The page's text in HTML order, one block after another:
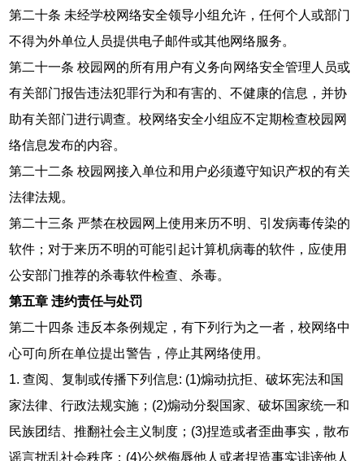
第二十条 未经学校网络安全领导小组允许，任何个人或部门
不得为外单位人员提供电子邮件或其他网络服务。
第二十一条 校园网的所有用户有义务向网络安全管理人员或
有关部门报告违法犯罪行为和有害的、不健康的信息，并协
助有关部门进行调查。校网络安全小组应不定期检查校园网
络信息发布的内容。
第二十二条 校园网接入单位和用户必须遵守知识产权的有关
法律法规。
第二十三条 严禁在校园网上使用来历不明、引发病毒传染的
软件；对于来历不明的可能引起计算机病毒的软件，应使用
公安部门推荐的杀毒软件检查、杀毒。
第五章 违约责任与处罚
第二十四条 违反本条例规定，有下列行为之一者，校网络中
心可向所在单位提出警告，停止其网络使用。
1. 查阅、复制或传播下列信息: (1)煽动抗拒、破坏宪法和国
家法律、行政法规实施；(2)煽动分裂国家、破坏国家统一和
民族团结、推翻社会主义制度；(3)捏造或者歪曲事实，散布
谣言扰乱社会秩序；(4)公然侮辱他人或者捏造事实诽谤他人